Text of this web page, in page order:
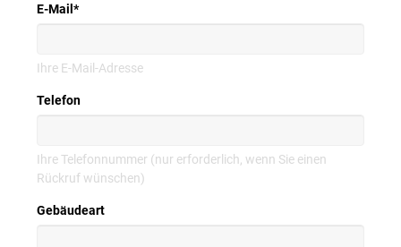
E-Mail *
Ihre E-Mail-Adresse
Telefon
Ihre Telefonnummer (nur erforderlich, wenn Sie einen
Rückruf wünschen)
Gebäudeart